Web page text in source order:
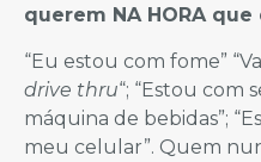
querem NA HORA
“Eu estou com fome”
drive thru“; “Estou com
máquina de bebidas”;
meu celular”. Quem